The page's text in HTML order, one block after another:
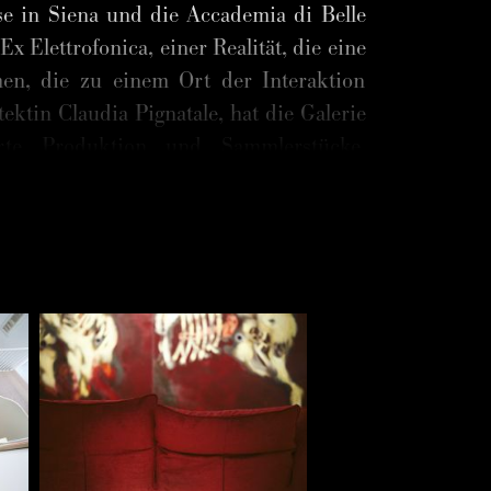
in Siena und die Accademia di Belle
Elettrofonica, einer Realität, die eine
die zu einem Ort der Interaktion
Claudia Pignatale, hat die Galerie
und hat dazu beigetragen, die
Tennisturniers Internazionali BNL
hatte das Coni erkannt, dass
Bedeutung und Glanz zu